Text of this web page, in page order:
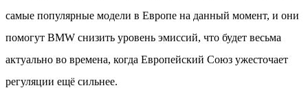
самые популярные модели в Европе на данный момент, и они
помогут BMW снизить уровень эмиссий, что будет весьма
актуально во времена, когда Европейский Союз ужесточает
регуляции ещё сильнее.